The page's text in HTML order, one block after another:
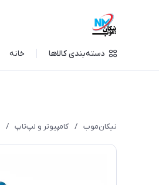
دسته‌بندی کالاها خانه
نیکان‌موب / کامپیوتر و لپ‌تاپ /